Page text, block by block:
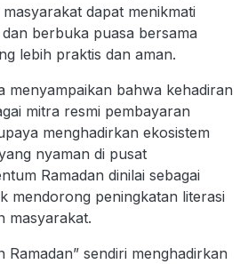
dapat menikmati
berbuka puasa bersama
lebih praktis dan aman.
menyampaikan bahwa kehadiran
mitra resmi pembayaran
menghadirkan ekosistem
nyaman di pusat
Ramadan dinilai sebagai
mendorong peningkatan literasi
masyarakat.
Ramadan” sendiri menghadirkan